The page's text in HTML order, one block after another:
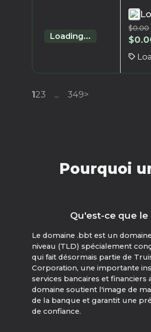
Loading...
$0.00
$
123 ... 349>
Pourquoi
Qu'est-ce que le
Le domaine .bbt est un
niveau (TLD) spécialement
qui fait désormais partie de
Corporation, une importante
services bancaires et financiers
domaine soutient l'image de
de la banque et garantit une
de confiance.